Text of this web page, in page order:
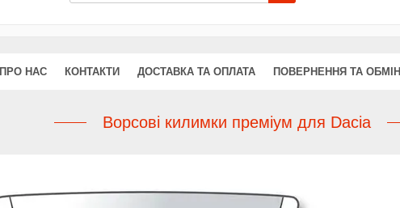
ПРО НАС КОНТАКТИ ДОСТАВКА ТА ОПЛАТА ПОВЕРНЕННЯ ТА ОБМІН
Ворсові килимки преміум для Dacia